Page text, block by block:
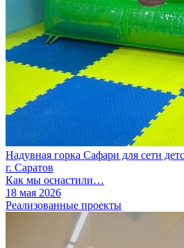
Надувная горка Сафари для сети
г. Саратов
Как мы оснастили…
18 мая 2026
Реализованные проекты